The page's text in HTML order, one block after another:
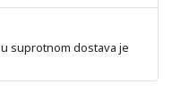
suprotnom dostava je